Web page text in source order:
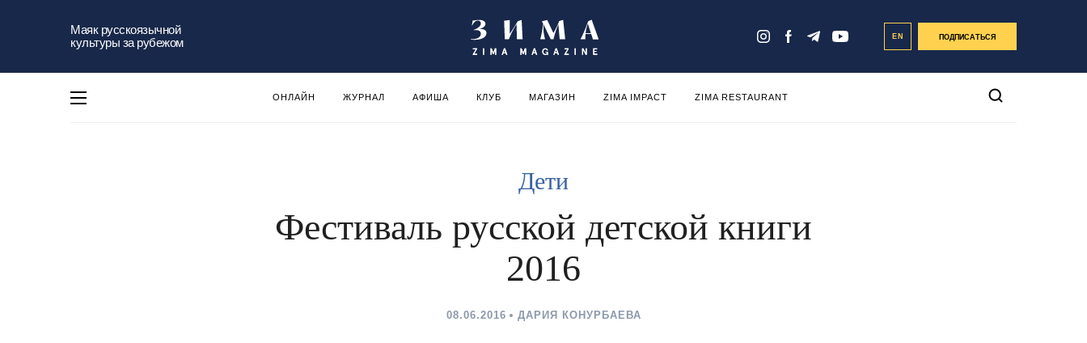
Маяк русскоязычной
культуры за рубежом
EN ПОДПИСАТЬСЯ
ОНЛАЙН ЖУРНАЛ АФИША КЛУБ МАГАЗИН ZIMA IMPACT ZIMA RESTAURANT
Дети
Фестиваль русской детской книги
2016
08.06.2016 ДАРИЯ КОНУРБАЕВА